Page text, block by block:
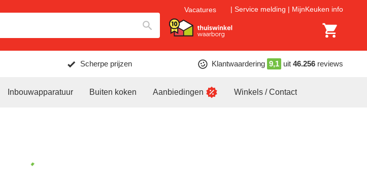
Vacatures Service melding MijnKeuken info
Scherpe prijzen Klantwaardering 9,1 uit 46.256 reviews
Inbouwapparatuur Buiten koken Aanbiedingen Winkels / Contact